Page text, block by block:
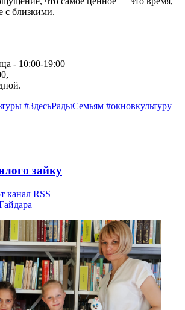
с близкими.
- 10:00-19:00
#ЗдесьРадыСемьям #окновкультуру
зайку
канал RSS